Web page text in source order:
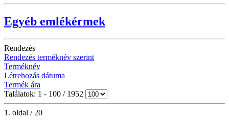
Egyéb emlékérmek
Rendezés
Rendezés terméknév szerint
Terméknév
Létrehozás dátuma
Termék ára
Találatok: 1 - 100 / 1952
1. oldal / 20